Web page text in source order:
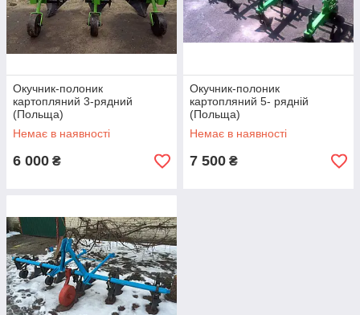
высокотехнологичное и универсальное оборудование по
доступной цене!
Окучник-полоник
картопляний 3-рядний
(Польща)
Немає в наявності
6 000 ₴
Окучник-полоник
картопляний 5- рядній
(Польща)
Немає в наявності
7 500 ₴